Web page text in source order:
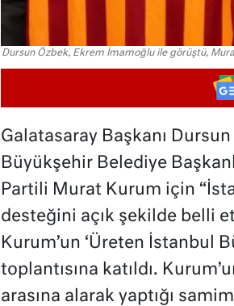
Dursun Özbek, Ekrem İmamoğlu ile görüştü,
Galatasaray Başkanı
Büyükşehir Belediye
Partili Murat Kurum için
desteğini açık şekilde belli
Kurum’un ‘Üreten İstanbul
toplantısına katıldı.
arasına alarak yaptığı